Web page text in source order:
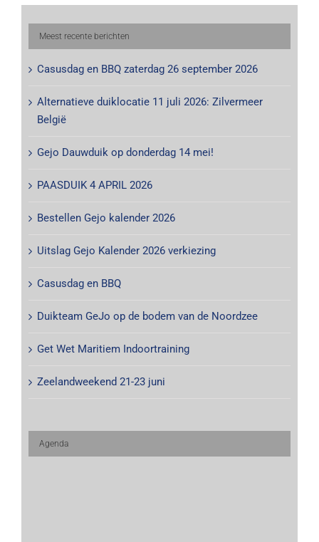
Meest recente berichten
Casusdag en BBQ zaterdag 26 september 2026
Alternatieve duiklocatie 11 juli 2026: Zilvermeer
België
Gejo Dauwduik op donderdag 14 mei!
PAASDUIK 4 APRIL 2026
Bestellen Gejo kalender 2026
Uitslag Gejo Kalender 2026 verkiezing
Casusdag en BBQ
Duikteam GeJo op de bodem van de Noordzee
Get Wet Maritiem Indoortraining
Zeelandweekend 21-23 juni
Agenda